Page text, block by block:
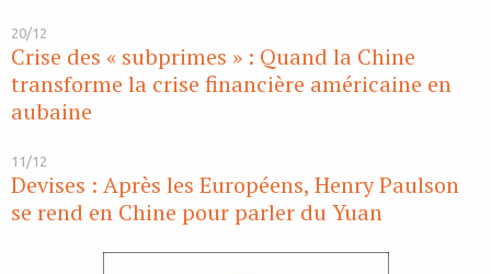
20/12
Crise des « subprimes » : Quand la Chine
transforme la crise financière américaine en
aubaine
11/12
Devises : Après les Européens, Henry Paulson
se rend en Chine pour parler du Yuan